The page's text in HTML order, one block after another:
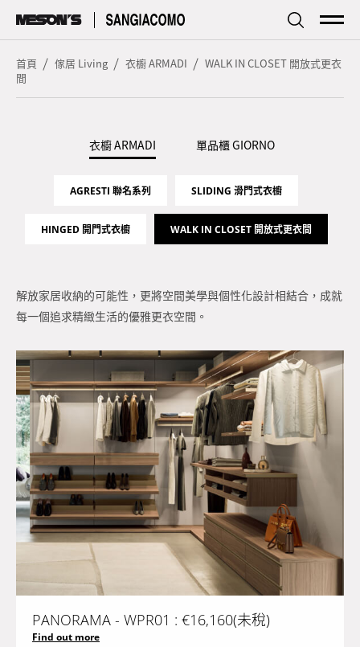
傢居 Living
Profile
Focus
服務據點 Store
首頁 傢居 Living 衣櫥 ARMADI
WALK IN CLOSET 開放式更衣
間
衣櫥 ARMADI 單品櫃 GIORNO
AGRESTI 聯名系列 SLIDING 滑門式衣櫥
HINGED 開門式衣櫥 WALK IN CLOSET 開放式更衣間
解放家居收納的可能性，更將空間美學與個性化設計相結合，成就
每一個追求精緻生活的優雅更衣空間。
PANORAMA - WPR01 : €16,160(未稅)
Find out more